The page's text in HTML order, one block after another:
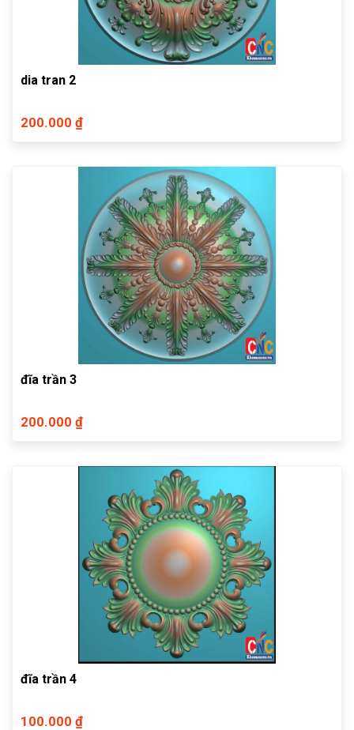
dia tran 2
200.000 ₫
đĩa trần 3
200.000 ₫
đĩa trần 4
100.000 ₫